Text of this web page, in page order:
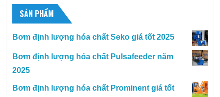
SẢN PHẨM
Bơm định lượng hóa chất Seko giá tốt 2025
Bơm định lượng hóa chất Pulsafeeder năm
2025
Bơm định lượng hóa chất Prominent giá tốt